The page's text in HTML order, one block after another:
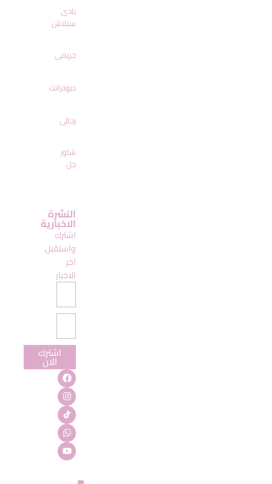
بادى
سبلاش
حريمى
ديودرانت
رجالى
شاور
جل
النشرة
الاخبارية
اشترك
واستقبل
اخر
الاخبار
اشترك
الان